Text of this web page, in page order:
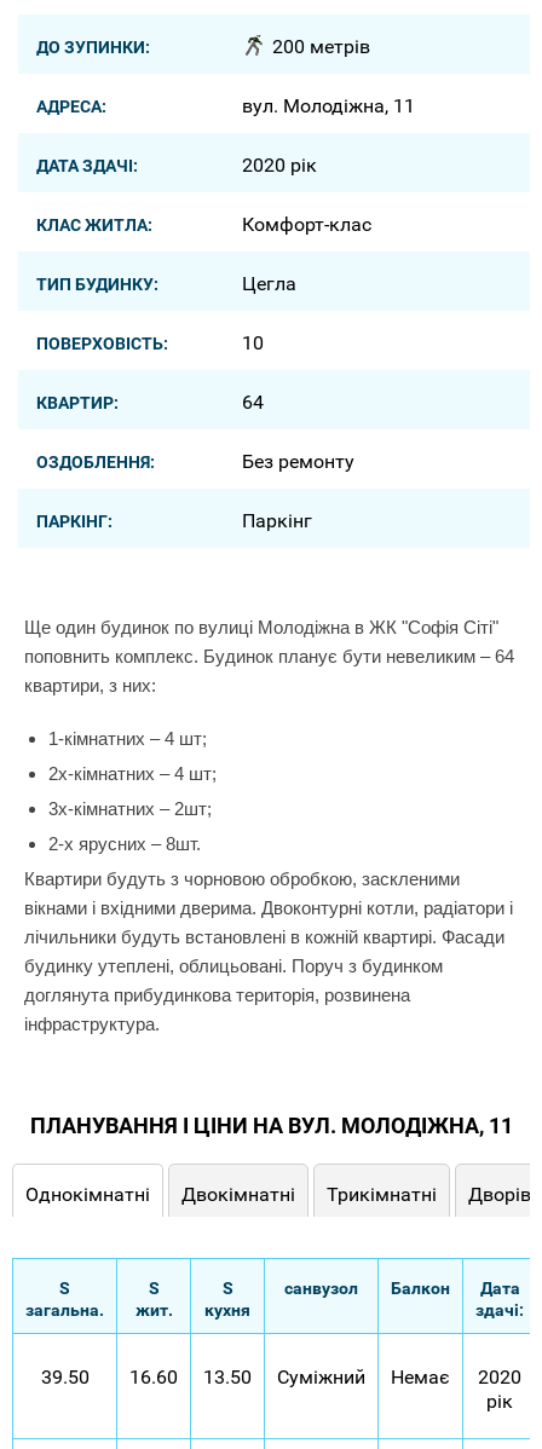
ДО ЗУПИНКИ: 200 метрів
АДРЕСА: вул. Молодіжна, 11
ДАТА ЗДАЧІ: 2020 рік
КЛАС ЖИТЛА: Комфорт-клас
ТИП БУДИНКУ: Цегла
ПОВЕРХОВІСТЬ: 10
КВАРТИР: 64
ОЗДОБЛЕННЯ: Без ремонту
ПАРКІНГ: Паркінг
Ще один будинок по вулиці Молодіжна в ЖК "Софія Сіті"
поповнить комплекс. Будинок планує бути невеликим – 64
квартири, з них:
1-кімнатних – 4 шт;
2х-кімнатних – 4 шт;
3х-кімнатних – 2шт;
2-х ярусних – 8шт.
Квартири будуть з чорновою обробкою, заскленими
вікнами і вхідними дверима. Двоконтурні котли, радіатори і
лічильники будуть встановлені в кожній квартирі. Фасади
будинку утеплені, облицьовані. Поруч з будинком
доглянута прибудинкова територія, розвинена
інфраструктура.
ПЛАНУВАННЯ І ЦІНИ НА ВУЛ. МОЛОДІЖНА, 11
Однокімнатні Двокімнатні Трикімнатні
S
загальна.
S
жит.
S
кухня
санвузол Балкон
Дата
здачі:
39.50 16.60 13.50 Суміжний Немає
2020
рік